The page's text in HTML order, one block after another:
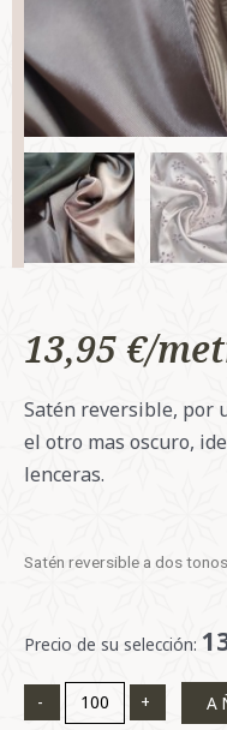
13,95€
Satén reversible, por
el otro mas oscuro,
lenceras.
Satén reversible a dos tonos
Precio de su selección:
-
Satén
cantidad
+